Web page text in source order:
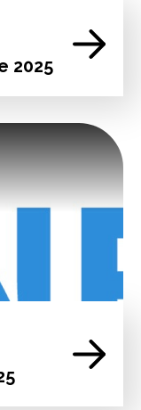
2025